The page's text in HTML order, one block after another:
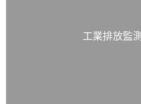
工業排放監測